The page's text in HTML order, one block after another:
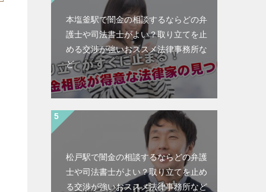
本塩釜駅で闇金の相談するならどの弁
護士や司法書士がよい？取り立てを止
める交渉が強いおススメ法律事務所な
ど
松戸駅で闇金の相談するならどの弁護
士や司法書士がよい？取り立てを止め
る交渉が強いおススメ法律事務所など